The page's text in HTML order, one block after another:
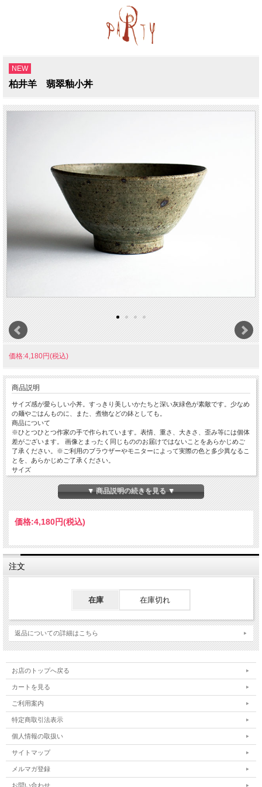
NEW
柏井羊 翡翠釉小丼
価格:4,180円(税込)
商品説明
サイズ感が愛らしい小丼。すっきり美しいかたちと深い灰緑色が素敵です。少なめ
の麺やごはんものに、また、煮物などの鉢としても。
商品について
※ひとつひとつ作家の手で作られています。表情、重さ、大きさ、歪み等には個体
差がございます。 画像とまったく同じもののお届けではないことをあらかじめご
了承ください。※ご利用のブラウザーやモニターによって実際の色と多少異なるこ
とを、あらかじめご了承ください。
サイズ
径145mm × 高さ75mm ※サイズや重さはだいたいの目安です。
重量:280g
▼ 商品説明の続きを見る ▼
価格:4,180円(税込)
注文
在庫 在庫切れ
返品についての詳細はこちら
お店のトップへ戻る
カートを見る
ご利用案内
特定商取引法表示
個人情報の取扱い
サイトマップ
メルマガ登録
お問い合わせ